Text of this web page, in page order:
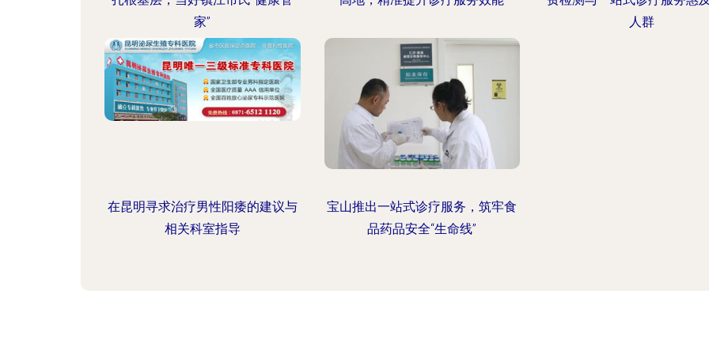
家”
人群
在昆明寻求治疗男性阳痿的建议与
相关科室指导
宝山推出一站式诊疗服务，筑牢食
品药品安全“生命线”